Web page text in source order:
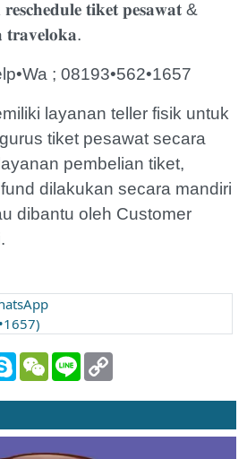
𝐭𝐢𝐤𝐞𝐭 𝐩𝐞𝐬𝐚𝐰𝐚𝐭 &
; 08193•562•1657
layanan teller fisik untuk
tiket pesawat secara
pembelian tiket,
dilakukan secara mandiri
dibantu oleh Customer
SkypeWeChatLine